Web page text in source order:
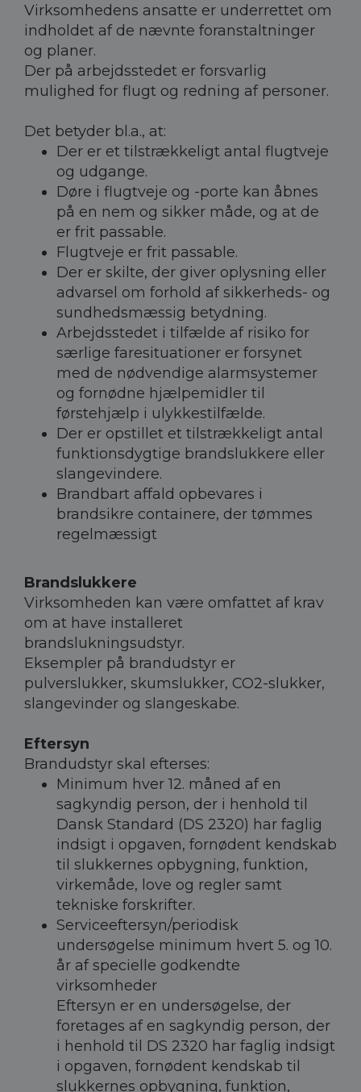
Virksomhedens ansatte er underrettet om
indholdet af de nævnte foranstaltninger
og planer.
Der på arbejdsstedet er forsvarlig
mulighed for flugt og redning af personer.
Det betyder bl.a., at:
Der er et tilstrækkeligt antal flugtveje
og udgange.
Døre i flugtveje og -porte kan åbnes
på en nem og sikker måde, og at de
er frit passable.
Flugtveje er frit passable.
Der er skilte, der giver oplysning eller
advarsel om forhold af sikkerheds- og
sundhedsmæssig betydning.
Arbejdsstedet i tilfælde af risiko for
særlige faresituationer er forsynet
med de nødvendige alarmsystemer
og fornødne hjælpemidler til
førstehjælp i ulykkestilfælde.
Der er opstillet et tilstrækkeligt antal
funktionsdygtige brandslukkere eller
slangevindere.
Brandbart affald opbevares i
brandsikre containere, der tømmes
regelmæssigt
Brandslukkere
Virksomheden kan være omfattet af krav
om at have installeret
brandslukningsudstyr.
Eksempler på brandudstyr er
pulverslukker, skumslukker, CO2-slukker,
slangevinder og slangeskabe.
Eftersyn
Brandudstyr skal efterses:
Minimum hver 12. måned af en
sagkyndig person, der i henhold til
Dansk Standard (DS 2320) har faglig
indsigt i opgaven, fornødent kendskab
til slukkernes opbygning, funktion,
virkemåde, love og regler samt
tekniske forskrifter.
Serviceeftersyn/periodisk
undersøgelse minimum hvert 5. og 10.
år af specielle godkendte
virksomheder
Eftersyn er en undersøgelse, der
foretages af en sagkyndig person, der
i henhold til DS 2320 har faglig indsigt
i opgaven, fornødent kendskab til
slukkernes opbygning, funktion,